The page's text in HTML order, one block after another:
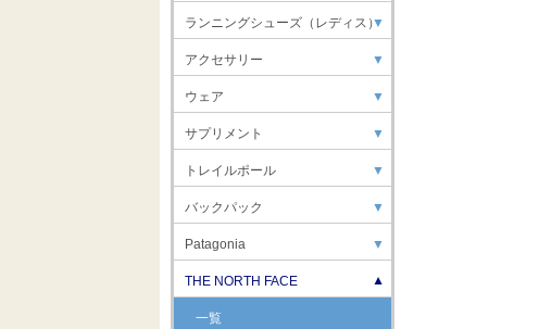
ランニングシューズ（レディス）
▼
アクセサリー ▼
ウェア ▼
サプリメント ▼
トレイルポール ▼
バックパック ▼
Patagonia ▼
THE NORTH FACE ▼
一覧